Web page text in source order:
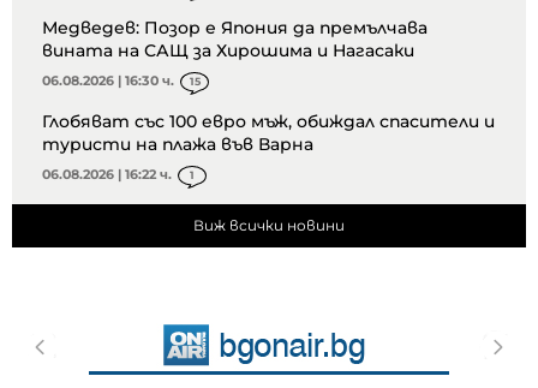
Медведев: Позор е Япония да премълчава
вината на САЩ за Хирошима и Нагасаки
06.08.2026 | 16:30 ч. 15
Глобяват със 100 евро мъж, обиждал спасители и
туристи на плажа във Варна
06.08.2026 | 16:22 ч. 1
Виж всички новини